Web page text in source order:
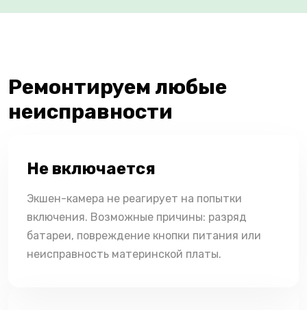
Ремонтируем любые
неисправности
Не включается
Экшен-камера не реагирует на попытки
включения. Возможные причины: разряд
батареи, повреждение кнопки питания или
неисправность материнской платы.